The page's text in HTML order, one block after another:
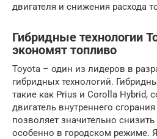
двигателя и снижения расхода
Гибридные технологии
экономят топливо
Toyota – один из лидеров в
гибридных технологий.
такие как Prius и Corolla Hybrid,
двигатель внутреннего
позволяет значительно
особенно в городском режиме.